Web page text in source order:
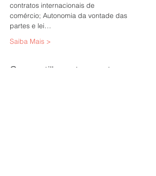
contratos internacionais de
comércio; Autonomia da vontade das
partes e lei…
Saiba Mais >
Compartilhe este evento